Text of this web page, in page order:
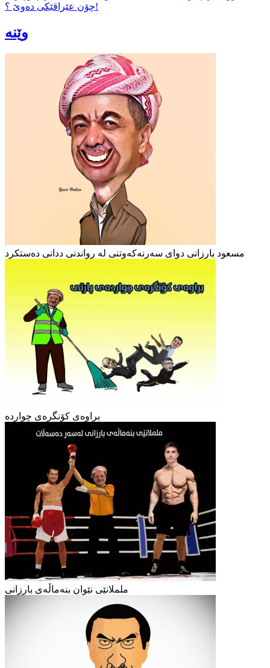
چۆن عێراقێکی دەوێ ؟!
وێنە
مسعود بارزانی دوای سەرنەکەوتنی لە رواندنی ددانی دەستکرد
براوەی کۆنگرەی چواردە
ململانێی نێوان بنەماڵەی بارزانی